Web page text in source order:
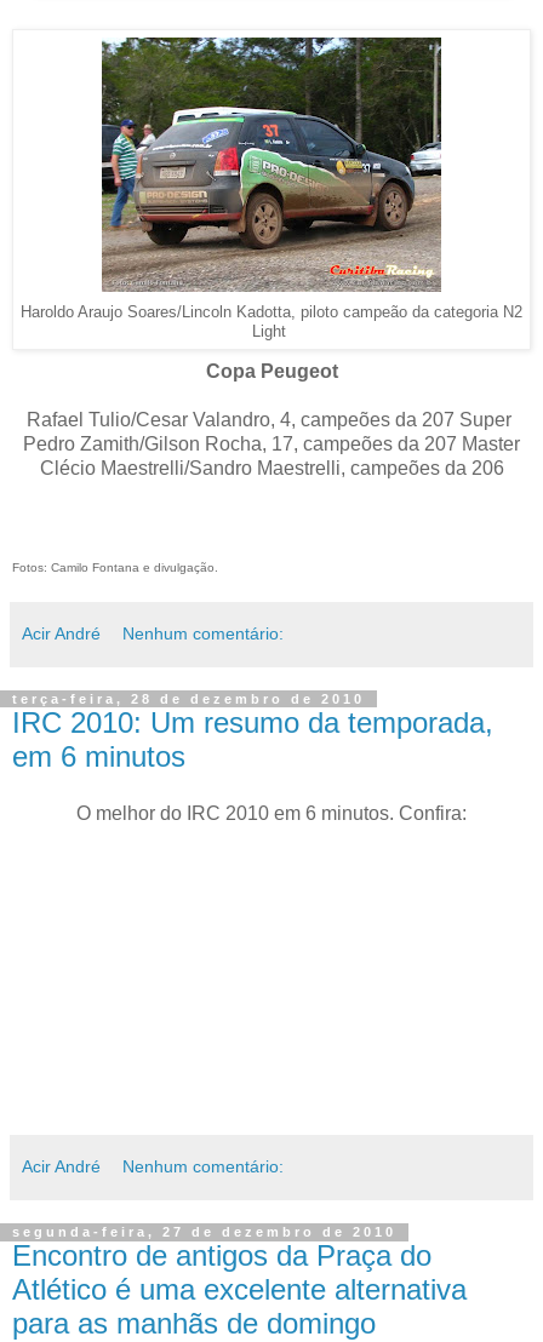
Haroldo Araujo Soares/Lincoln Kadotta, piloto campeão da categoria N2
Light
Copa Peugeot
Rafael Tulio/Cesar Valandro, 4, campeões da 207 Super
Pedro Zamith/Gilson Rocha, 17, campeões da 207 Master
Clécio Maestrelli/Sandro Maestrelli, campeões da 206
Fotos: Camilo Fontana e divulgação.
Acir André Nenhum comentário:
terça-feira, 28 de dezembro de 2010
IRC 2010: Um resumo da temporada,
em 6 minutos
O melhor do IRC 2010 em 6 minutos. Confira:
Acir André Nenhum comentário:
segunda-feira, 27 de dezembro de 2010
Encontro de antigos da Praça do
Atlético é uma excelente alternativa
para as manhãs de domingo